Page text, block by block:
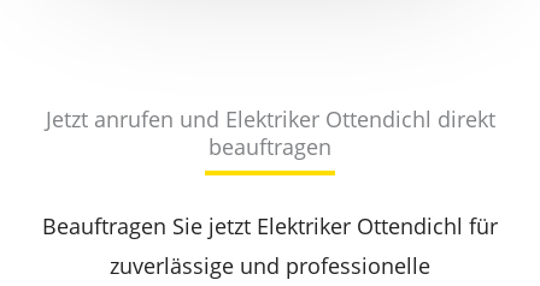
Jetzt anrufen und Elektriker Ottendichl direkt
beauftragen
Beauftragen Sie jetzt Elektriker Ottendichl für
zuverlässige und professionelle